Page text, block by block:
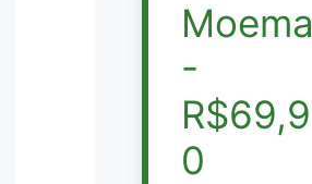
Moema
-
R$69,9
0